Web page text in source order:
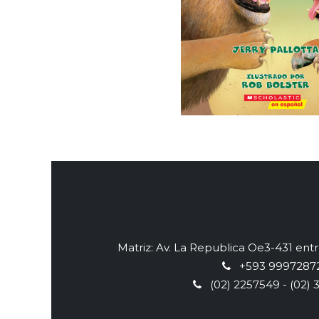
Matriz: Av. La Republica Oe3-431
+593
(02) 2257549 - (02)